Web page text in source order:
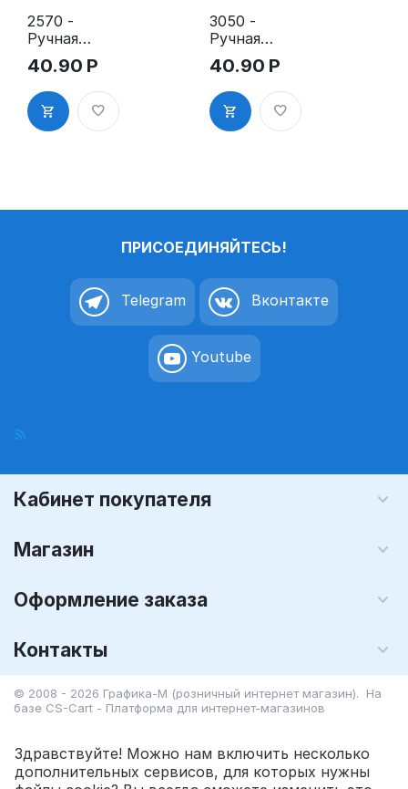
2570 -
Ручная
оснастка
для штампа
25х70 мм с
клеевым
слоем
40.90 Р
3050 -
Ручная
оснастка
для штампа
30х50 мм с
клеевым
слоем
40.90 Р
ПРИСОЕДИНЯЙТЕСЬ!
Telegram Вконтакте
Youtube
Кабинет покупателя
Магазин
Оформление заказа
Контакты
© 2008 - 2026 Графика-М (розничный интернет магазин). На
базе CS-Cart - Платформа для интернет-магазинов
Здравствуйте! Можно нам включить несколько
дополнительных сервисов, для которых нужны